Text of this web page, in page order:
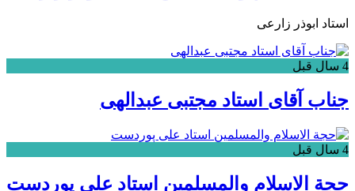
استاد ابوذر زارعی
4 سال قبل
جناب آقای استاد مجتبی عبدالهی
4 سال قبل
حجة الاسلام والمسلمین استاد علی پوردست